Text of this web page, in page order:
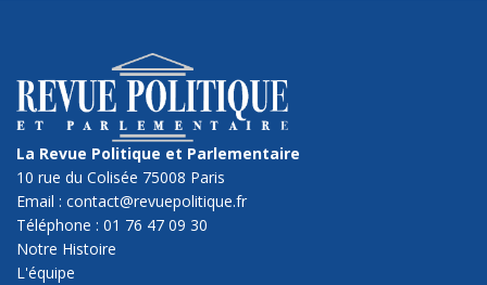
La Revue Politique et Parlementaire
10 rue du Colisée 75008 Paris
Email : contact@revuepolitique.fr
Téléphone : 01 76 47 09 30
Notre Histoire
L'équipe